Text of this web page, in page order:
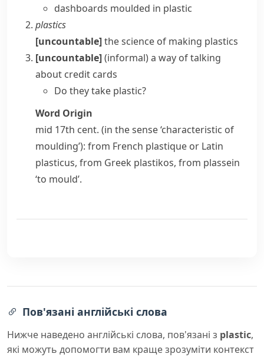
dashboards moulded in plastic
plastics
[uncountable]the science of making plastics
[uncountable](informal)a way of talking
about credit cards
Do they take plastic?
Word Origin
mid 17th cent. (in the sense ‘characteristic of
moulding’): from French plastique or Latin
plasticus, from Greek plastikos, from plassein
‘to mould’.
Пов'язані англійські слова
Нижче наведено англійські слова, пов'язані з plastic,
які можуть допомогти вам краще зрозуміти контекст